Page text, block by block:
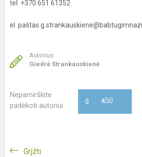
tel. +370 651 61352
el. paštas
Autorius:
Giedrė Strankauskienė
Nepamirškite
padėkoti autoriui
AČIŪ
0
Grįžti